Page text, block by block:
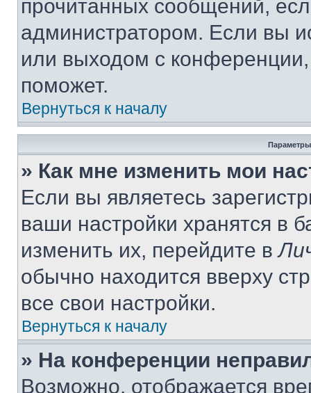
прочитанных сообщений,
администратором. Если вы
или выходом с
поможет.
Вернуться к началу
Параметры
» Как мне изменить мои
Если вы являетесь
ваши настройки хранятся в
изменить их, перейдите в
обычно находится вверху
все свои настройки.
Вернуться к началу
» На конференции
Возможно, отображается